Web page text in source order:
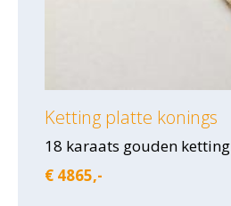
Ketting platte konings
18 karaats gouden ketting
€ 4865,-